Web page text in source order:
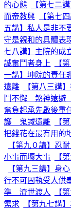
的心態
【第七二
而帝教興
【第七
五講】私人是非不
守是親和的具體表
七八講】主院的成
誠奮鬥者身上
【
一講】坤院的責任
遠離
【第八三講
鬥不懈 煞神遠避
奮負起承先啟後重
護 鬼蜮遠離
【
把錢花在最有用的
【第九０講】忍
小事而壞大事
【
【第九三講】
行不可固執受人供
準 濟世渡人
【
需求
【第九七講